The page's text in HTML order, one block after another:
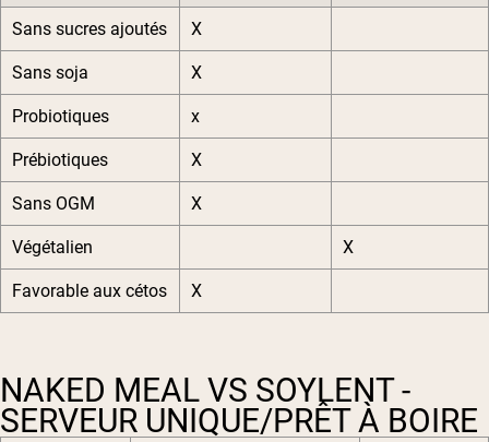
Sans sucres ajoutés X
Sans soja X
Probiotiques x
Prébiotiques X
Sans OGM X
Végétalien X
Favorable aux cétos X
NAKED MEAL VS SOYLENT -
SERVEUR UNIQUE/PRÊT À BOIRE